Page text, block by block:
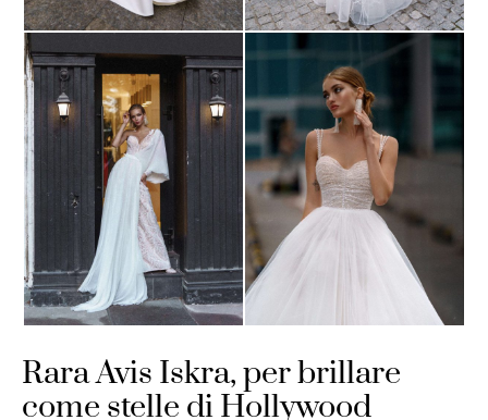
Rara Avis Iskra, per brillare
come stelle di Hollywood